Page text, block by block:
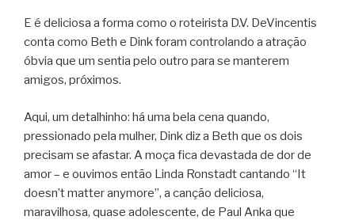
E é deliciosa a forma como o roteirista D.V. DeVincentis
conta como Beth e Dink foram controlando a atração
óbvia que um sentia pelo outro para se manterem
amigos, próximos.
Aqui, um detalhinho: há uma bela cena quando,
pressionado pela mulher, Dink diz a Beth que os dois
precisam se afastar. A moça fica devastada de dor de
amor – e ouvimos então Linda Ronstadt cantando “It
doesn’t matter anymore”, a canção deliciosa,
maravilhosa, quase adolescente, de Paul Anka que